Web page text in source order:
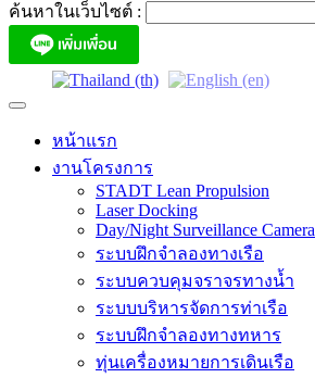
ค้นหาในเว็บไซต์ :
หน้าแรก
งานโครงการ
STADT Lean Propulsion
Laser Docking
Day/Night Surveillance Camera
ระบบฝึกจำลองทางเรือ
ระบบควบคุมจราจรทางน้ำ
ระบบบริหารจัดการท่าเรือ
ระบบฝึกจำลองทางทหาร
ทุ่นเครื่องหมายการเดินเรือ